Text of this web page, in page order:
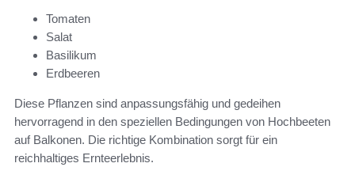
Tomaten
Salat
Basilikum
Erdbeeren
Diese Pflanzen sind anpassungsfähig und gedeihen
hervorragend in den speziellen Bedingungen von Hochbeeten
auf Balkonen. Die richtige Kombination sorgt für ein
reichhaltiges Ernteerlebnis.